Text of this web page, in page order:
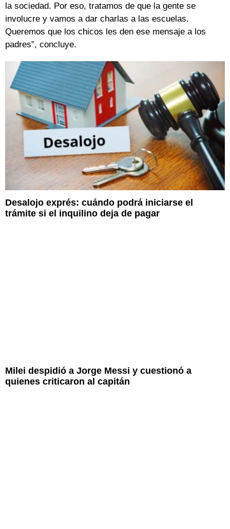
la sociedad. Por eso, tratamos de que la gente se
involucre y vamos a dar charlas a las escuelas.
Queremos que los chicos les den ese mensaje a los
padres”, concluye.
Desalojo exprés: cuándo podrá iniciarse el
trámite si el inquilino deja de pagar
Milei despidió a Jorge Messi y cuestionó a
quienes criticaron al capitán